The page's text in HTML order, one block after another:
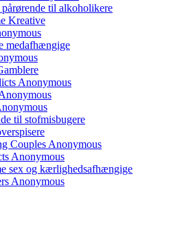
til alkoholikere
Kreative
medafhængige
Anonymous
til stofmisbugere
Couples Anonymous
Anonymous
sex og kærlighedsafhængige
Anonymous